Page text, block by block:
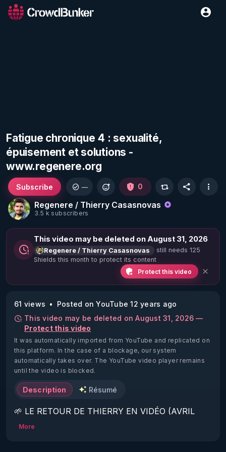
Fatigue chronique 4 : sexualité,
épuisement et solutions -
www.regenere.org
Regenere / Thierry Casasnovas
3.5 k subscribers
Subscribe — 0
This video may be deleted on August 31, 2026
Regenere / Thierry Casasnovas
still needs 125
Shields this month to protect its content
Protect this video
61 views
Posted on YouTube 12 years ago
This video may be deleted on August 31, 2026 —
Protect this video
It was automatically imported from YouTube and replicated on
this platform. In the case of a blockage, our system
automatically takes over. The YouTube video player remains
until the video is blocked.
Description Résumé
🌱 LE RETOUR DE THIERRY EN VIDÉO (AVRIL
2022)!
More